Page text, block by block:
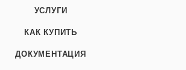
УСЛУГИ
КАК КУПИТЬ
ДОКУМЕНТАЦИЯ